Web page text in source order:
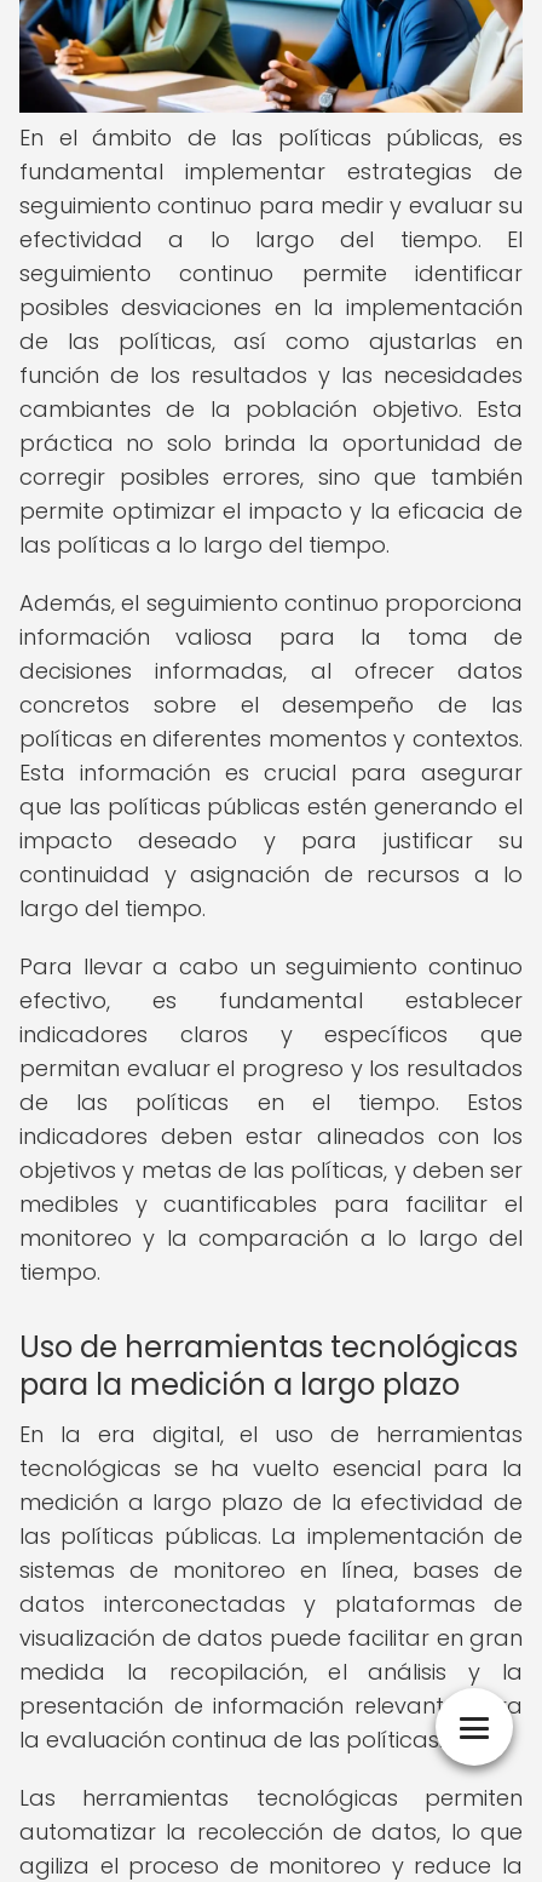
En el ámbito de las políticas públicas, es
fundamental implementar estrategias de
seguimiento continuo para medir y evaluar su
efectividad a lo largo del tiempo. El
seguimiento continuo permite identificar
posibles desviaciones en la implementación
de las políticas, así como ajustarlas en
función de los resultados y las necesidades
cambiantes de la población objetivo. Esta
práctica no solo brinda la oportunidad de
corregir posibles errores, sino que también
permite optimizar el impacto y la eficacia de
las políticas a lo largo del tiempo.
Además, el seguimiento continuo proporciona
información valiosa para la toma de
decisiones informadas, al ofrecer datos
concretos sobre el desempeño de las
políticas en diferentes momentos y contextos.
Esta información es crucial para asegurar
que las políticas públicas estén generando el
impacto deseado y para justificar su
continuidad y asignación de recursos a lo
largo del tiempo.
Para llevar a cabo un seguimiento continuo
efectivo, es fundamental establecer
indicadores claros y específicos que
permitan evaluar el progreso y los resultados
de las políticas en el tiempo. Estos
indicadores deben estar alineados con los
objetivos y metas de las políticas, y deben ser
medibles y cuantificables para facilitar el
monitoreo y la comparación a lo largo del
tiempo.
Uso de herramientas tecnológicas
para la medición a largo plazo
En la era digital, el uso de herramientas
tecnológicas se ha vuelto esencial para la
medición a largo plazo de la efectividad de
las políticas públicas. La implementación de
sistemas de monitoreo en línea, bases de
datos interconectadas y plataformas de
visualización de datos puede facilitar en gran
medida la recopilación, el análisis y la
presentación de información relevante para
la evaluación continua de las políticas.
Las herramientas tecnológicas permiten
automatizar la recolección de datos, lo que
agiliza el proceso de monitoreo y reduce la